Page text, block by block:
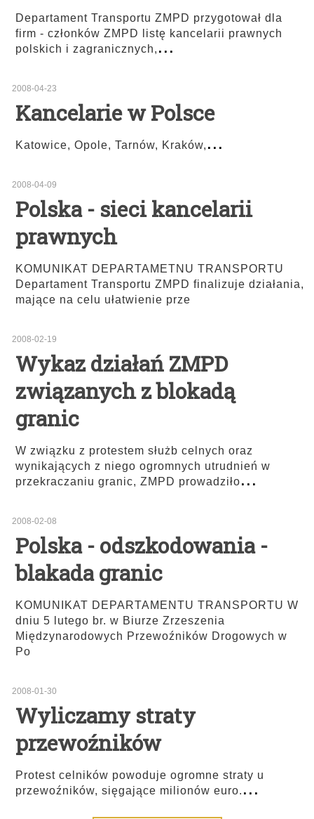
Departament Transportu ZMPD przygotował dla
firm - członków ZMPD listę kancelarii prawnych
polskich i zagranicznych,...
2008-04-23
Kancelarie w Polsce
Katowice, Opole, Tarnów, Kraków, ...
2008-04-09
Polska - sieci kancelarii
prawnych
KOMUNIKAT DEPARTAMETNU TRANSPORTU
Departament Transportu ZMPD finalizuje działania,
mające na celu ułatwienie prze
2008-02-19
Wykaz działań ZMPD
związanych z blokadą
granic
W związku z protestem służb celnych oraz
wynikających z niego ogromnych utrudnień w
przekraczaniu granic, ZMPD prowadziło...
2008-02-08
Polska - odszkodowania -
blakada granic
KOMUNIKAT DEPARTAMENTU TRANSPORTU W
dniu 5 lutego br. w Biurze Zrzeszenia
Międzynarodowych Przewoźników Drogowych w
Po
2008-01-30
Wyliczamy straty
przewoźników
Protest celników powoduje ogromne straty u
przewoźników, sięgające milionów euro....